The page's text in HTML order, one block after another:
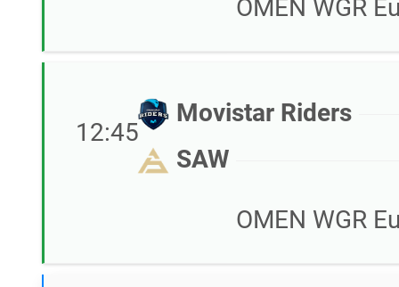
OMEN WGR
12:45
Movistar Riders
SAW
OMEN WGR